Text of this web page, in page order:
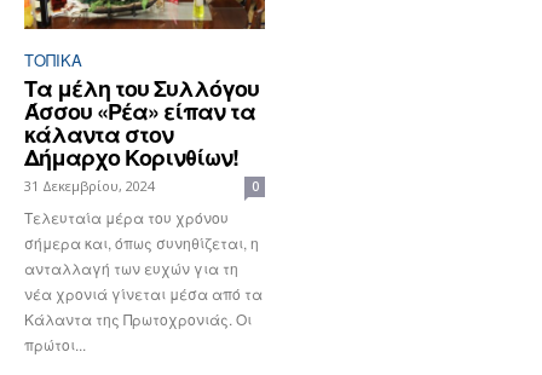
ΤΟΠΙΚΑ
Τα μέλη του Συλλόγου
Άσσου «Ρέα» είπαν τα
κάλαντα στον
Δήμαρχο Κορινθίων!
31 Δεκεμβρίου, 2024 0
Τελευταία μέρα του χρόνου
σήμερα και, όπως συνηθίζεται, η
ανταλλαγή των ευχών για τη
νέα χρονιά γίνεται μέσα από τα
Κάλαντα της Πρωτοχρονιάς. Οι
πρώτοι...